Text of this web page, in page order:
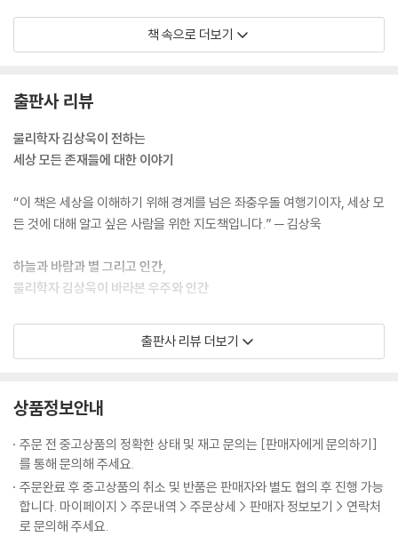
"세상 만물은 원자로 되어 있다. 세상 모든 것을 원자로 환원할 수는 없지
만 원자는 세상이 왜 이런 모습인지 알려준다."
우주에서 가장 많은 원자는 수소입니다. 발을 딛고 있는 땅에는 산소 원자
가 가장 많습니다. 수소와 산소가 결합한 것이 물이고, 수소, 산소 원자에
탄소와 질소 원자를 더하면 우리 몸을 이루는 원자의 97%가 넘습니다. 원
자는 인간이 간접적으로나마 느낄 수 있고, 우리가 지각할 수 있는 모든 물
고 말해도 큰 무리는 없습니다. 물리학의 시작은 원자입니다. 물리학자가
보는 모든 이야기의 시작점 역시 원자입니다. 원자는 '원자에서 분자로, 분
입니다. 고로 원자에 대한 이해는 세상 존재에 대한 이해로 연결됩니다.
세상을 이해하기 위한 물리학자의 좌충우돌 여행기
까요? 김상욱 교수는 오히려 물리학의 경계를 넘어야 한다고 말합니다. 원
어 있습니다. 각 층위는 자기만의 특성을 가지기 때문에 상위 층위의 특성
을 이해한다고 해도 하위 층위를 이해하지 못합니다. 하위 층위를 모두 이
해한다 한들 전체를 이해할 수도 없습니다. 각 층위는 오를 때마다 새로운
특성들이 창발됩니다. 그렇기에 물리학에서 화학으로, 화학에서 생물학으
결국 우리는 층위에 따라 다른 법칙을 적용하는 것이 최선이라는 결론에
우리는 죽으면 흙으로, 즉 지구로 돌아간다. 이것은 시적인 표현이 아니라
과학적 사실이다. 이렇게 만물은 원자로 되어 있다.
---「4장 물리학의 관점으로 본 지구 144쪽」중에서
우리 몸을 이루는 원자핵은 변하지 않는 물질의 토대가 되지만, 별의 원자
핵은 쪼개지고 합쳐지며 우주를 움직이는 에너지를 만들어낸다. 어떤 원자
움직임을 추동한다. 이렇게 우주는 원자들로 이루어진 하나의 거대한 유기
체와 같다.
원자를 이해하자 인류 문명의 모습 자체가 바뀌게 된다. 19세기에는 존재
하지 않았던 컴퓨터, TV, 플라스틱, 스마트폰, 인터넷, 형광등, 합성 섬유,
인간이 원자를 이해했기 때문이다.
지금까지 살펴봤듯이 호흡으로 에너지를 만드는 과정은 연쇄 화학 반응에
불과하다. 우리는 화학 반응이 이렇게 순차적으로 일어나는 것을 살아 있
다고 말한다. 생명에 쓰이는 원자는 무생물에 쓰이는 원자와 동일하다. 생
명은 원자로 만들어진 화학 기계다.
책 속으로 더보기
출판사 리뷰
물리학자 김상욱이 전하는
세상 모든 존재들에 대한 이야기
“이 책은 세상을 이해하기 위해 경계를 넘은 좌충우돌 여행기이자, 세상 모
든 것에 대해 알고 싶은 사람을 위한 지도책입니다.” ─ 김상욱
하늘과 바람과 별 그리고 인간,
물리학자 김상욱이 바라본 우주와 인간
5년간의 작업을 통해서 돌아온 다정한 물리학자 김상욱이 과학의 언어를
통해 세상 모든 존재들에 대한 이야기를 들려준다. 윤동주 시인의 시집에
법칙을, 바람은 시간과 공간을, 별은 물질과 에너지로 다가온다고 한다. 여
기에 인간을 더한 ‘하늘과 바람과 별과 인간’은 물리학자 김상욱이 이 책에
서 다루고자 하는 모든 대상들을 포괄한다. 저자는 에두르지 않고 원자에
서 시작해, 원자에서 분자로, 분자에서 물질로, 다시 물질에서 생명으로,
그리고 생명에서 인간으로 존재의 층위를 오르며 평소 그가 말하는 “모든
것은 원자로 되어 있다”라는 말의 의미가 무엇인지 세밀히 그려나간다. 물
출판사 리뷰 더보기
상품정보안내
주문 전 중고상품의 정확한 상태 및 재고 문의는 [판매자에게 문의하기]
를 통해 문의해 주세요.
주문완료 후 중고상품의 취소 및 반품은 판매자와 별도 협의 후 진행 가능
합니다. 마이페이지 > 주문내역 > 주문상세 > 판매자 정보보기 > 연락처
로 문의해 주세요.